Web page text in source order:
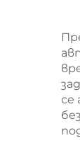
се